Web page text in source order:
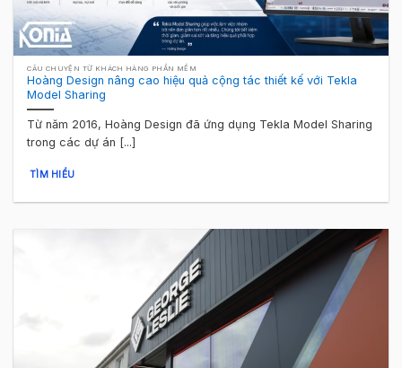
CÂU CHUYỆN TỪ KHÁCH HÀNG PHẦN MỀM
Hoàng Design nâng cao hiệu quả cộng tác thiết kế với Tekla
Model Sharing
Từ năm 2016, Hoàng Design đã ứng dụng Tekla Model Sharing
trong các dự án [...]
TÌM HIỂU